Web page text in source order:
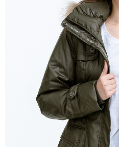
※ 請注意：結帳手續完成當下不需立
購買商品的店家。未經商家同意取消
後付繳納相關費用。
※ 交易是否成功請以「AFTEE先享後
是否繳費成功／繳費後需取消欲退款
客戶支援中心」https://
【注意事項】
１．透過由恩沛科技股份有限公司提
易，需依本服務之必要範圍內提供個
權轉讓予恩沛科技股份有限公司。
２．關於個人資料處理事宜，請瀏覽以
https://aftee.tw/terms/#terms3
３．未成年的使用者請事先徵得法定
「AFTEE先享後付」，若未經同意申
付款後萊爾富取貨
每筆NT$100，滿NT$699(含以上)
每筆NT$80，滿NT$800(含以上)
付款後7-11取貨
每筆NT$100，滿NT$699(含以上)
宅配通大嘴鳥
每筆NT$100，滿NT$800(含以上)